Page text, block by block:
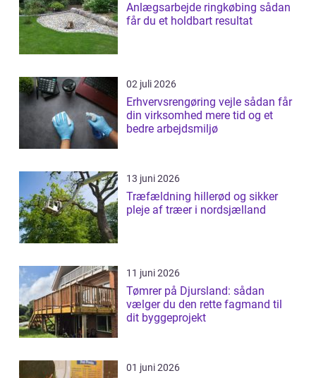
Anlægsarbejde ringkøbing sådan
får du et holdbart resultat
02 juli 2026
Erhvervsrengøring vejle sådan får
din virksomhed mere tid og et
bedre arbejdsmiljø
13 juni 2026
Træfældning hillerød og sikker
pleje af træer i nordsjælland
11 juni 2026
Tømrer på Djursland: sådan
vælger du den rette fagmand til
dit byggeprojekt
01 juni 2026